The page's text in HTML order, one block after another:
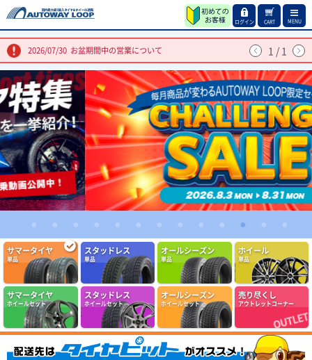
ログイン CART MENU
2026/07/30 お盆期間中の営業について 1 / 1
11
サマータイヤ
単品
スタッドレス
単品
オールシーズン
単品
ホイール
単品
サマータイヤ
ホイールセット
スタッドレス
ホイールセット
オールシーズン
ホイールセット
売り尽くし
アウトレットコーナー
(5.00点)
デラックスさん
RADAR Dimax ICE 205/60R16 96T XL ｽﾀｯﾄﾞﾚｽ
日常の使用に問題なし。ピッタリと地面を感じるので安心して運転できま
す。
(5.00点)bea*******さん
MAXTREK MAXIMUS M1 165/55R14 72V